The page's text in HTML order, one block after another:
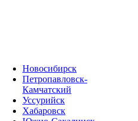
Новосибирск
Петропавловск-
Камчатский
Уссурийск
Хабаровск